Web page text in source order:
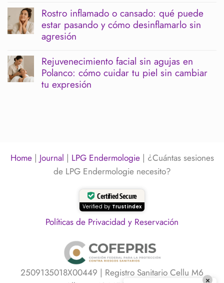
×
corporal
profunda
para
piel
sensible:
cómo
sin
irritar
la
barrera
cutánea
hay
comentarios
en
Facial
antes
evento:
cuándo
hacerlo
para
Rostro inflamado o cansado: qué puede
estar pasando y cómo desinflamarlo sin
agresión
hay
comentarios
en
Rostro
inflamado
desinflamarlo
agresión
Rejuvenecimiento facial sin agujas en
Polanco: cómo cuidar tu piel sin cambiar
tu expresión
en
Polanco:
cómo
cambiar
Home| Journal | LPG Endermologie| ¿Cuántas sesiones
de LPG Endermologie necesito?
Certified Secure
Verified by Trustindex
Políticas de Privacidad y Reservación
2509135018X00449 | Registro Sanitario Cellu M6